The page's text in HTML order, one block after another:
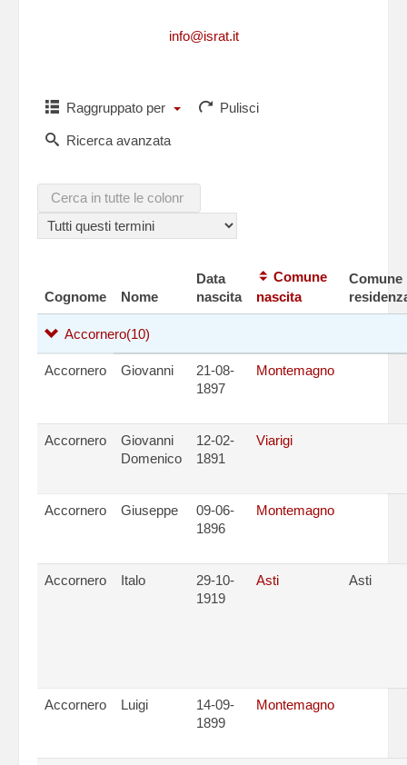
info@israt.it
Raggruppato per Pulisci
Ricerca avanzata
Cognome Nome
Data
nascita
Comune
nascita
Comune
Accornero(10)
Accornero Giovanni
21-08-
1897
Montemagno
Accornero
Giovanni
Domenico
12-02-
1891
Viarigi
Accornero Giuseppe
09-06-
1896
Montemagno
Accornero Italo
29-10-
1919
Asti Asti
Accornero Luigi
14-09-
1899
Montemagno